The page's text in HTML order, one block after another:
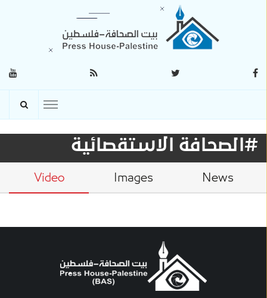
#الصحافة الاستقصائية
News
Images
Video